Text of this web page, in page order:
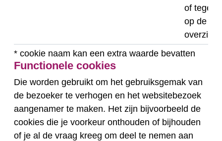
of
op de
* cookie naam kan een extra waarde bevatten
Functionele cookies
Die worden gebruikt om het gebruiksgemak van
de bezoeker te verhogen en het websitebezoek
aangenamer te maken. Het zijn bijvoorbeeld de
cookies die je voorkeur onthouden of bijhouden
of je al de vraag kreeg om deel te nemen aan